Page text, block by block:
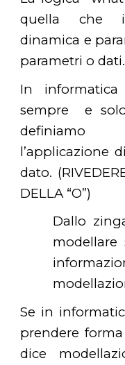
quella che
dinamica e
parametri o dati.
In
sempre e
definiamo
l’applicazione
dato.
DELLA “O”)
Dallo
Se in
prendere
dice